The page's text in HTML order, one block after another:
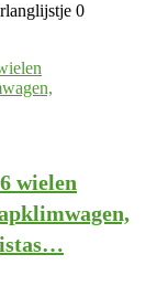
0
wielen